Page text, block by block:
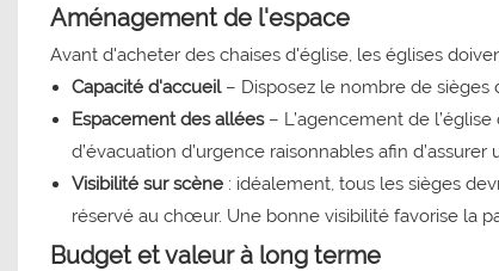
Aménagement de l'espace
Avant d'acheter des chaises d'église, les églises
Capacité d'accueil– Disposez le nombre de sièges
Espacement des allées– L’agencement de
d’évacuation d’urgence raisonnables afin
Visibilité sur scène: idéalement, tous les sièges
réservé au chœur. Une bonne visibilité favorise la
Budget et valeur à long terme